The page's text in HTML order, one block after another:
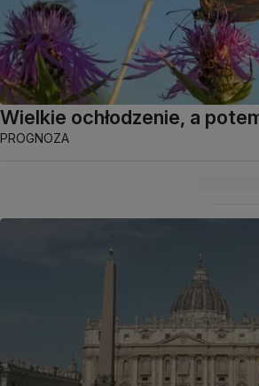
Wielkie ochłodzenie, a
PROGNOZA